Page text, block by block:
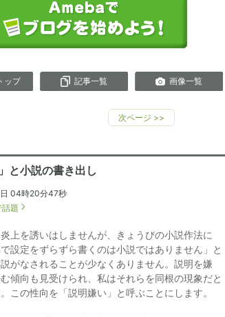
ップ 記事一覧 画像一覧
次ページ >>
と小説の書き出し
04時20分47秒
話題
上を誘いはしませんが、きょうびの小説作法に
設定をずらずら書くのは小説ではありません」と
がなされることが少なくありません。説明を嫌
傾向も見受けられ、私はそれらを同根の現象だと
この性向を「説明嫌い」と呼ぶことにします。